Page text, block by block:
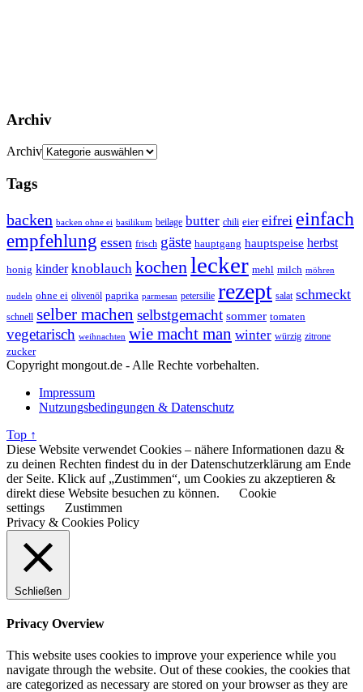
Archiv
Archiv
Tags
backen backen ohne ei basilikum beilage butter chili eier eifrei einfach
empfehlung essen frisch gäste hauptgang hauptspeise herbst
honig kinder knoblauch kochen lecker mehl milch möhren
nudeln ohne ei olivenöl paprika parmesan petersilie rezept salat schmeckt
schnell selber machen selbstgemacht sommer tomaten
vegetarisch weihnachten wie macht man winter würzig zitrone
zucker
Copyright mongout.de - Alle Rechte vorbehalten.
Impressum
Nutzungsbedingungen & Datenschutz
Top ↑
Diese Website verwendet Cookies – nähere Informationen dazu &
zu deinen Rechten findest du in der Datenschutzerklärung am Ende
der Seite. Klick auf „Zustimmen“, um Cookies zu akzeptieren &
direkt diese Website besuchen zu können.
Cookie
settings
Zustimmen
Privacy & Cookies Policy
Schließen
Privacy Overview
This website uses cookies to improve your experience while you
navigate through the website. Out of these cookies, the cookies that
are categorized as necessary are stored on your browser as they are